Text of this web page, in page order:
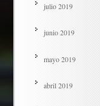
julio 2019
junio 2019
mayo 2019
abril 2019